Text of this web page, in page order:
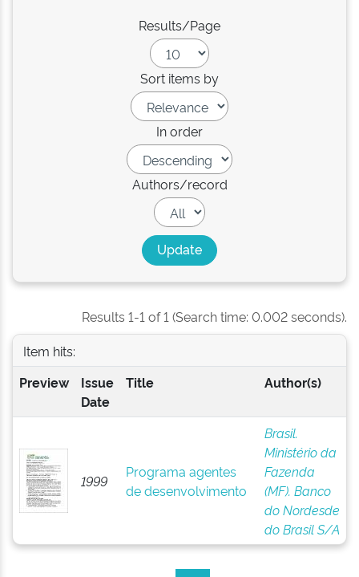
Results/Page
Sort items by
In order
Authors/record
Results 1-1 of 1 (Search time: 0.002 seconds).
Item hits:
Preview
Issue
Date
Title Author(s)
1999
Programa agentes
de desenvolvimento
Brasil.
Ministério da
Fazenda
(MF). Banco
do Nordesde
do Brasil S/A